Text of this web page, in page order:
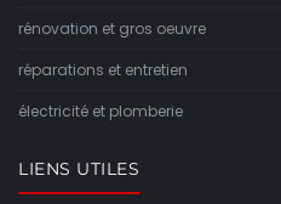
rénovation et gros oeuvre
réparations et entretien
électricité et plomberie
LIENS UTILES